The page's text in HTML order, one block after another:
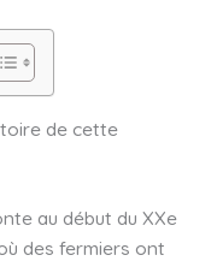
de cette
au début du XXe
des fermiers ont